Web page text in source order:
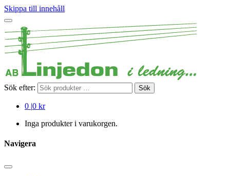
Skippa till innehåll
Sök efter: Sök
0 |0 kr
Inga produkter i varukorgen.
Navigera